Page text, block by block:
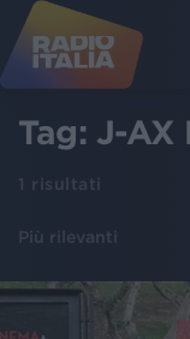
Tag: J-AX
1 risultati
Più rilevanti